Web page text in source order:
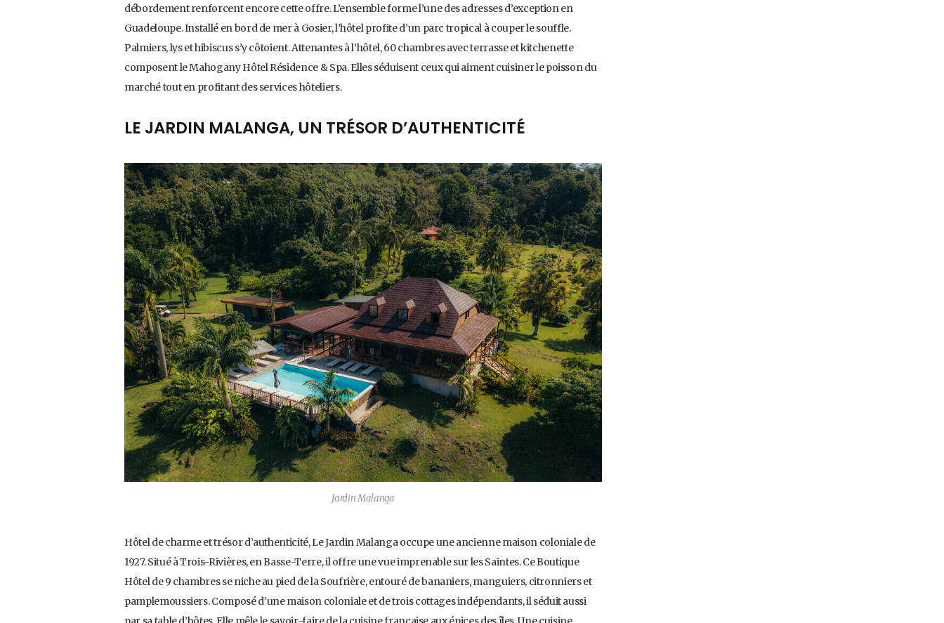
débordement renforcent encore cette offre. L’ensemble forme l’une des adresses d’exception en
Guadeloupe. Installé en bord de mer à Gosier, l’hôtel profite d’un parc tropical à couper le souffle.
Palmiers, lys et hibiscus s’y côtoient. Attenantes à l’hôtel, 60 chambres avec terrasse et kitchenette
composent le Mahogany Hôtel Résidence & Spa. Elles séduisent ceux qui aiment cuisiner le poisson du
marché tout en profitant des services hôteliers.
LE JARDIN MALANGA, UN TRÉSOR D’AUTHENTICITÉ
Jardin Malanga
Hôtel de charme et trésor d’authenticité, Le Jardin Malanga occupe une ancienne maison coloniale de
1927. Situé à Trois-Rivières, en Basse-Terre, il offre une vue imprenable sur les Saintes. Ce Boutique
Hôtel de 9 chambres se niche au pied de la Soufrière, entouré de bananiers, manguiers, citronniers et
pamplemoussiers. Composé d’une maison coloniale et de trois cottages indépendants, il séduit aussi